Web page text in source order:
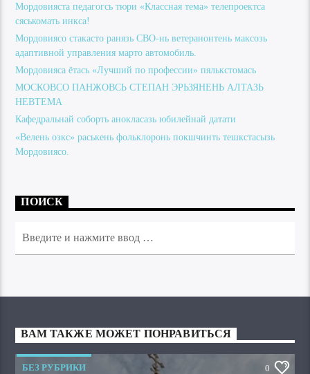
Мордовияста педагогсь тюри «Классная тема» телепроектса
сяськомать инкса!
Мордовиясо стакасто ранязь СВО-нь ветеранонтень максозь
адаптивной управления марто автомобиль.
Мордовияса ётась «Лучший по профессии» пялькстомась
МОСКОВСО ПАНЖОВСЬ СТЕПАН ЭРЬЗЯНЕНЬ АЛТАЗЬ
НЕВТЕМА
Кафедральнай соборть анокласазь юбилейнай датати
«Велень озкс» раськень фольклоронь покшчинть тешкстасызь
Мордовиясо.
ПОИСК
ВАМ ТАКЖЕ МОЖЕТ ПОНРАВИТЬСЯ
БЕЗ РУБРИКИ 0